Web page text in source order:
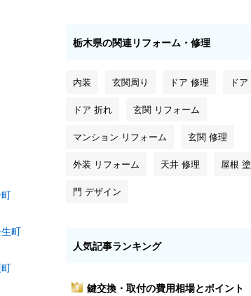
町
栃木県の関連リフォーム・修理
内装 玄関周り ドア 修理 ド
ドア 折れ 玄関 リフォーム
マンション リフォーム 玄関 修理
外装 リフォーム 天井 修理 屋根
門 デザイン
人気記事ランキング
1 鍵交換・取付の費用相場とポイント